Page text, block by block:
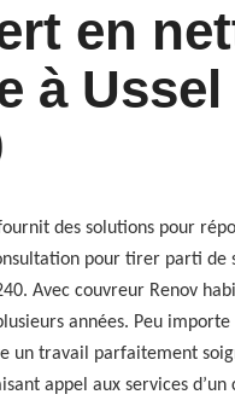
en
à
des solutions pour
pour tirer parti de
Avec couvreur Renov
années. Peu
un travail parfaitement
appel aux services